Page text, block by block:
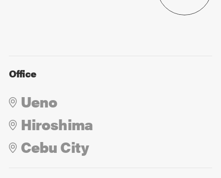
Office
Ueno
Hiroshima
Cebu City